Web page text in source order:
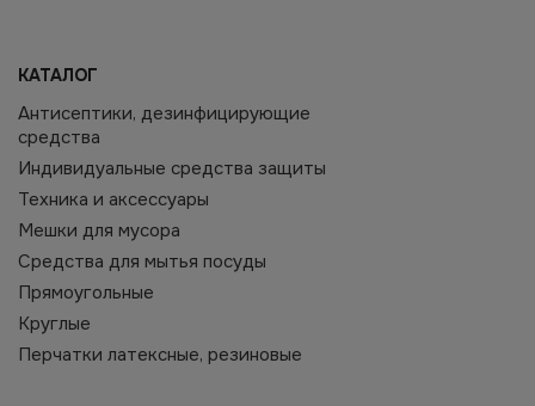
КАТАЛОГ
Антисептики, дезинфицирующие
средства
Индивидуальные средства защиты
Техника и аксессуары
Мешки для мусора
Средства для мытья посуды
Прямоугольные
Круглые
Перчатки латексные, резиновые